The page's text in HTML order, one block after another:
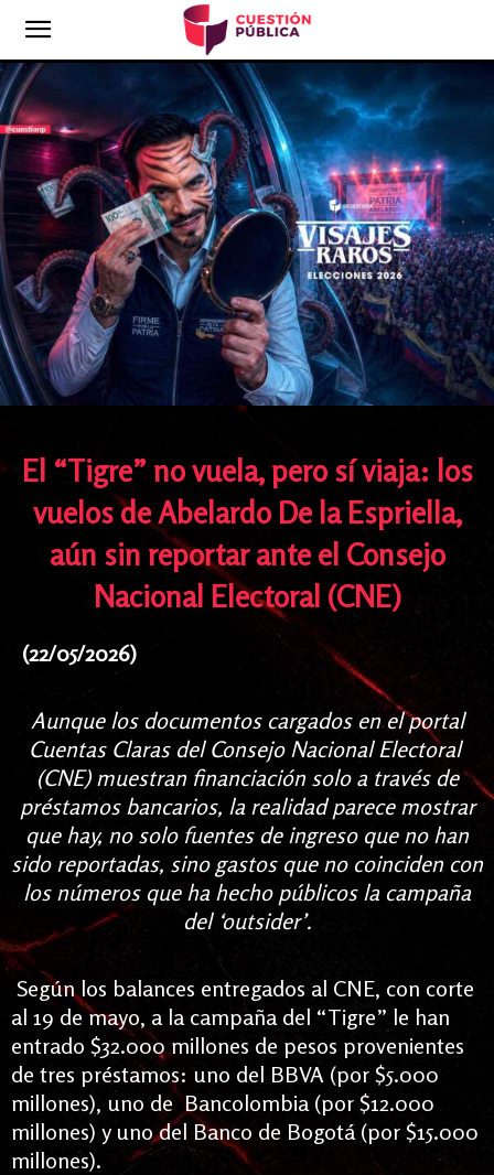
El “Tigre” no vuela, pero sí viaja: los
vuelos de Abelardo De la Espriella,
aún sin reportar ante el Consejo
Nacional Electoral (CNE)
(22/05/2026)
Aunque los documentos cargados en el portal
Cuentas Claras del Consejo Nacional Electoral
(CNE) muestran financiación solo a través de
préstamos bancarios, la realidad parece mostrar
que hay, no solo fuentes de ingreso que no han
sido reportadas, sino gastos que no coinciden con
los números que ha hecho públicos la campaña
del ‘outsider’.
Según los balances entregados al CNE, con corte
al 19 de mayo, a la campaña del “Tigre” le han
entrado $32.000 millones de pesos provenientes
de tres préstamos: uno del BBVA (por $5.000
millones), uno de Bancolombia (por $12.000
millones) y uno del Banco de Bogotá (por $15.000
millones).